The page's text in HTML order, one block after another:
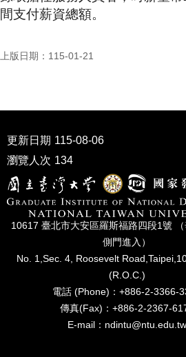
究
家
究
刊
口
試
專
會
間支付薪資總額。
上版日期：115-01-21
更新日期 115-08-06
瀏覽人次 134
10617 臺北市⼤安區羅斯福路四段1號
側⾨進入）
No. 1,Sec. 4, Roosevelt
(R.O.C.)
電話 (Phone)：+886-2-3366-
傳真(Fax)：+886-2-2367-
E-mail：ndintu@ntu.edu.tw